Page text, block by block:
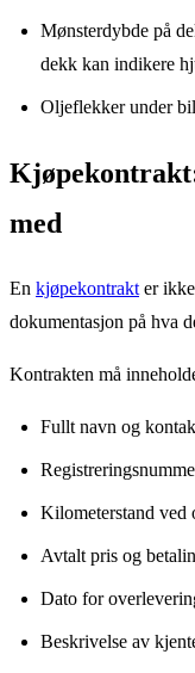
Mønsterdybde på
dekk kan indikere
Oljeflekker under
med
En kjøpekontrakt er
dokumentasjon på hva
Kontrakten må
Fullt navn og
Kilometerstand ved
Avtalt pris og
Dato for
Beskrivelse av